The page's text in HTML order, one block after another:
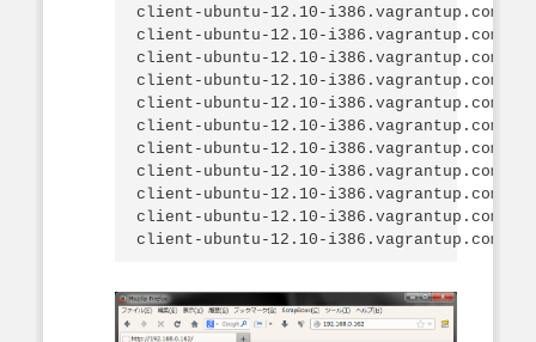
client-ubuntu-12.10-i386.vagrantup.com
client-ubuntu-12.10-i386.vagrantup.com
client-ubuntu-12.10-i386.vagrantup.com
client-ubuntu-12.10-i386.vagrantup.com
client-ubuntu-12.10-
client-ubuntu-12.10-i386.vagrantup.com
client-ubuntu-12.10-i386.vagrantup.com
client-ubuntu-12.10-i386.vagrantup.com
client-ubuntu-12.10-i386.vagrantup.com
client-ubuntu-12.10-i386.vagrantup.com